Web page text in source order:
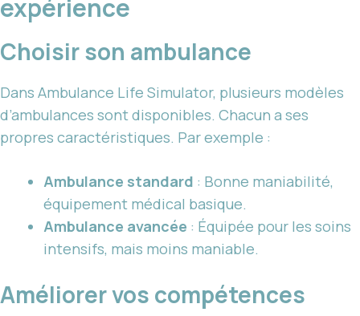
expérience
Choisir son ambulance
Dans Ambulance Life Simulator, plusieurs modèles
d’ambulances sont disponibles. Chacun a ses
propres caractéristiques. Par exemple :
Ambulance standard : Bonne maniabilité,
équipement médical basique.
Ambulance avancée : Équipée pour les soins
intensifs, mais moins maniable.
Améliorer vos compétences